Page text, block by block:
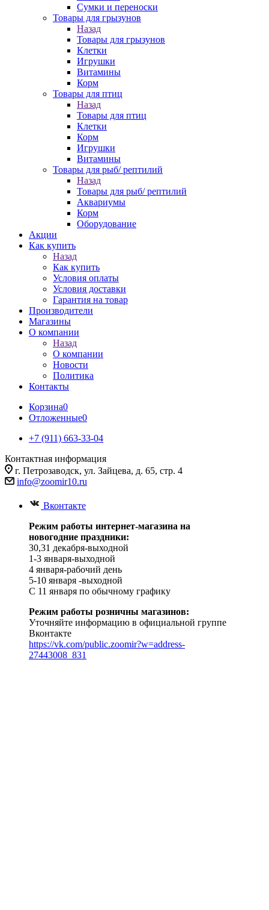
Сумки и переноски
Товары для грызунов
Назад
Товары для грызунов
Клетки
Игрушки
Витамины
Корм
Товары для птиц
Назад
Товары для птиц
Клетки
Корм
Игрушки
Витамины
Товары для рыб/ рептилий
Назад
Товары для рыб/ рептилий
Аквариумы
Корм
Оборудование
Акции
Как купить
Назад
Как купить
Условия оплаты
Условия доставки
Гарантия на товар
Производители
Магазины
О компании
Назад
О компании
Новости
Политика
Контакты
Корзина0
Отложенные0
+7 (911) 663-33-04
Контактная информация
г. Петрозаводск, ул. Зайцева, д. 65, стр. 4
info@zoomir10.ru
Вконтакте
Режим работы интернет-магазина на
новогодние праздники:
30,31 декабря-выходной
1-3 января-выходной
4 января-рабочий день
5-10 января -выходной
С 11 января по обычному графику
Режим работы розничны магазинов:
Уточняйте информацию в официальной группе
Вконтакте
https://vk.com/public.zoomir?w=address-
27443008_831